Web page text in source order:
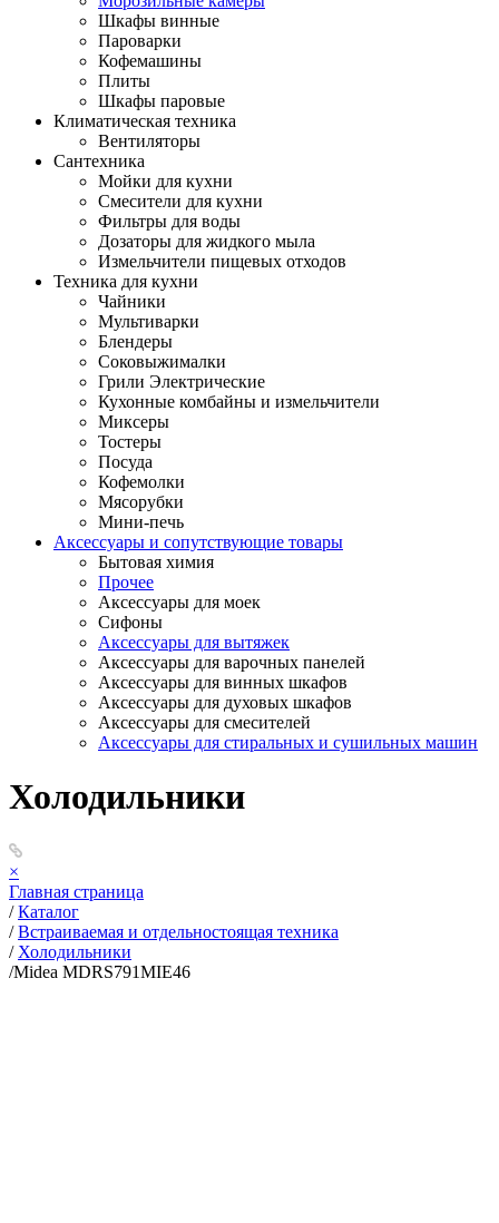
Шкафы винные
Пароварки
Кофемашины
Плиты
Шкафы паровые
Климатическая техника
Вентиляторы
Сантехника
Мойки для кухни
Смесители для кухни
Фильтры для воды
Дозаторы для жидкого мыла
Измельчители пищевых отходов
Техника для кухни
Чайники
Мультиварки
Блендеры
Соковыжималки
Грили Электрические
Кухонные комбайны и измельчители
Миксеры
Тостеры
Посуда
Кофемолки
Мясорубки
Мини-печь
Аксессуары и сопутствующие товары
Бытовая химия
Прочее
Аксессуары для моек
Сифоны
Аксессуары для вытяжек
Аксессуары для варочных панелей
Аксессуары для винных шкафов
Аксессуары для духовых шкафов
Аксессуары для смесителей
Аксессуары для стиральных и сушильных машин
Холодильники
×
Главная страница
/ Каталог
/ Встраиваемая и отдельностоящая техника
/ Холодильники
/Midea MDRS791MIE46